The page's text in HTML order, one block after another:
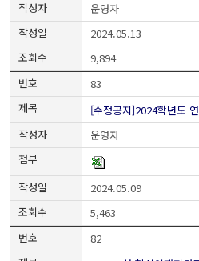
운영자
2024.05.13
9,894
83
[수정공지]2024학년도
운영자
2024.05.09
5,463
82